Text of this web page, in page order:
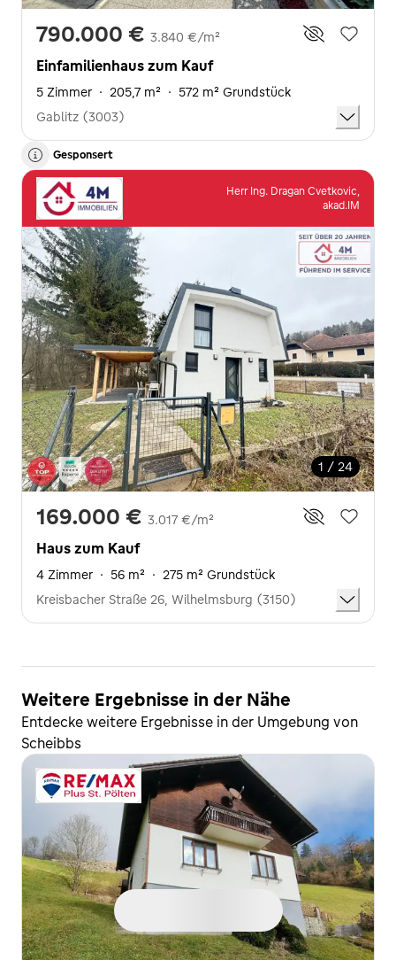
790.000 € 3.840 €/m²
Einfamilienhaus zum Kauf
5 Zimmer · 205,7 m² · 572 m² Grundstück
Gablitz (3003)
Gesponsert
Herr Ing. Dragan Cvetkovic,
akad.IM
1 / 24
169.000 € 3.017 €/m²
Haus zum Kauf
4 Zimmer · 56 m² · 275 m² Grundstück
Kreisbacher Straße 26, Wilhelmsburg (3150)
Weitere Ergebnisse in der Nähe
Entdecke weitere Ergebnisse in der Umgebung von
Scheibbs